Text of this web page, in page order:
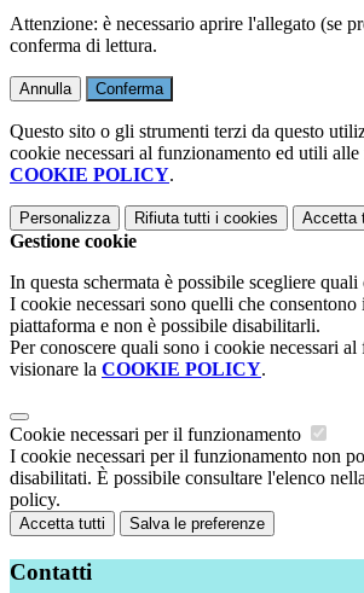
Attenzione: è necessario aprire l'allegato (se
conferma di lettura.
Annulla Conferma
Questo sito o gli strumenti terzi da questo
cookie necessari al funzionamento ed utili
COOKIE POLICY.
Personalizza Rifiuta tutti i cookies Accetta
Gestione cookie
In questa schermata è possibile scegliere
I cookie necessari sono quelli che
piattaforma e non è possibile disabilitarli.
Per conoscere quali sono i cookie necessari
visionare la COOKIE POLICY.
Cookie necessari per il funzionamento
I cookie necessari per il funzionamento non
disabilitati. È possibile consultare l'elenco
policy.
Accetta tutti Salva le preferenze
Contatti